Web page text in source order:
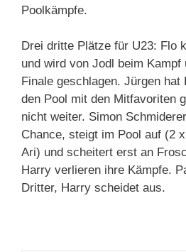
Poolkämpfe.
Drei dritte Plätze für U23: Flo
und wird von Jodl beim Kampf
Finale geschlagen. Jürgen
den Pool mit den Mitfavoriten
nicht weiter. Simon
Chance, steigt im Pool auf (2
Ari) und scheitert erst an
Harry verlieren ihre Kämpfe.
Dritter, Harry scheidet aus.